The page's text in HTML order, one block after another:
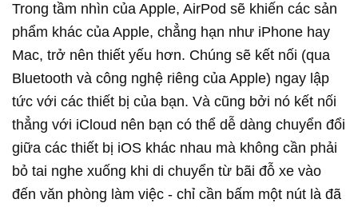
Trong tầm nhìn của Apple, AirPod sẽ khiến các sản
phẩm khác của Apple, chẳng hạn như iPhone hay
Mac, trở nên thiết yếu hơn. Chúng sẽ kết nối (qua
Bluetooth và công nghệ riêng của Apple) ngay lập
tức với các thiết bị của bạn. Và cũng bởi nó kết nối
thẳng với iCloud nên bạn có thể dễ dàng chuyển đổi
giữa các thiết bị iOS khác nhau mà không cần phải
bỏ tai nghe xuống khi di chuyển từ bãi đỗ xe vào
đến văn phòng làm việc - chỉ cần bấm một nút là đã